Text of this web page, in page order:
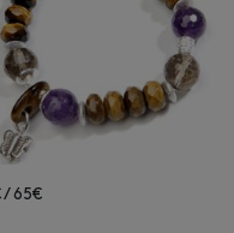
/ 65€